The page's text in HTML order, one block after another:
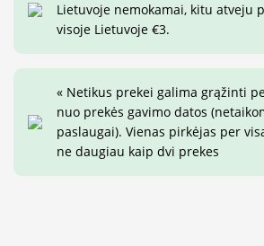
Lietuvoje nemokamai, kitu atveju
visoje Lietuvoje €3.
« Netikus prekei galima grąžinti
nuo prekės gavimo datos
paslaugai). Vienas pirkėjas per
ne daugiau kaip dvi prekes